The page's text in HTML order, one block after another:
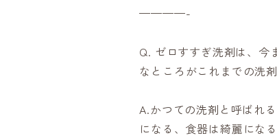
————-
Q. ゼロすすぎ洗剤は、今
なところがこれまでの洗
A.かつての洗剤と呼ばれ
になる、食器は綺麗にな